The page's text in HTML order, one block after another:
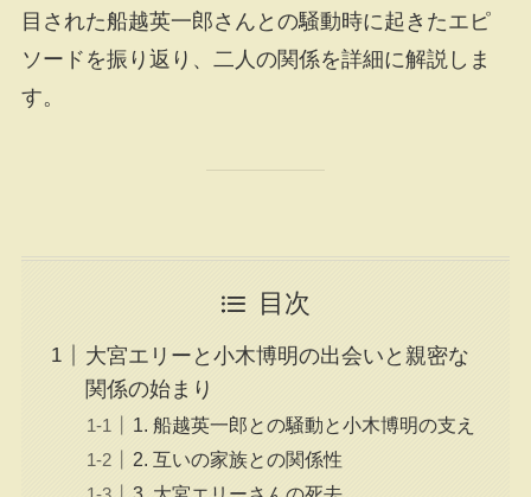
目された船越英一郎さんとの騒動時に起きたエピ
ソードを振り返り、二人の関係を詳細に解説しま
す。
目次
大宮エリーと小木博明の出会いと親密な
関係の始まり
1. 船越英一郎との騒動と小木博明の支え
2. 互いの家族との関係性